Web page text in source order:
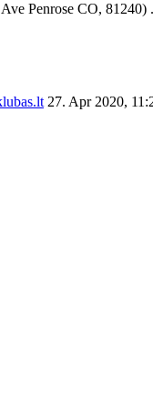
Penrose CO, 81240)
27. Apr 2020,